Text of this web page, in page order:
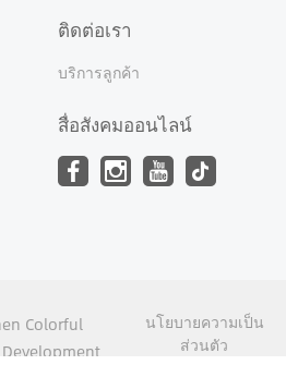
ติดต่อเรา
บริการลูกค้า
สื่อสังคมออนไลน์
Colorful
นโยบายความเป็น
ส่วนตัว